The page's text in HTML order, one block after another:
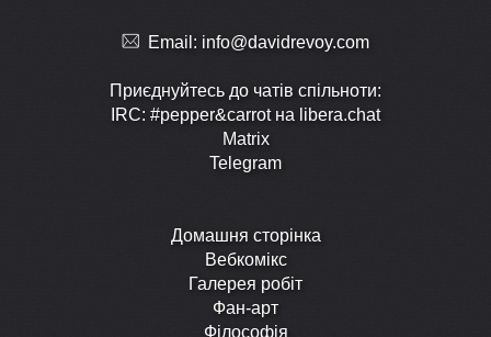
Email: info@davidrevoy.com
Приєднуйтесь до чатів спільноти:
IRC: #pepper&carrot на libera.chat
Matrix
Telegram
Домашня сторінка
Вебкомікс
Галерея робіт
Фан-арт
Філософія